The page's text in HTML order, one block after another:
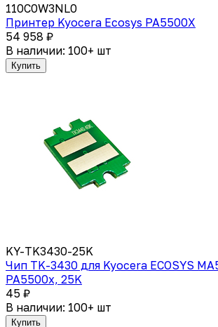
110C0W3NL0
Принтер Kyocera Ecosys PA5500X
54 958 ₽
В наличии: 100+ шт
Купить
KY-TK3430-25K
Чип TK-3430 для Kyocera ECOSYS
PA5500x, 25K
45 ₽
В наличии: 100+ шт
Купить